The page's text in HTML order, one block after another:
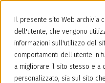
Il presente sito Web archivia
dell'utente, che vengono
informazioni sull'utilizzo del
comportamenti dell'utente in
a migliorare il sito stesso e a
personalizzato, sia sul sito